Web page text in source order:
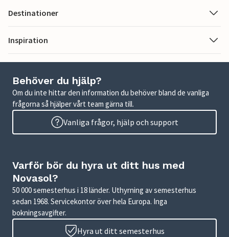
Destinationer
Inspiration
Behöver du hjälp?
Om du inte hittar den information du behöver bland de vanliga
frågorna så hjälper vårt team gärna till.
Vanliga frågor, hjälp och support
Varför bör du hyra ut ditt hus med
Novasol?
50 000 semesterhus i 18 länder. Uthyrning av semesterhus
sedan 1968. Servicekontor över hela Europa. Inga
bokningsavgifter.
Hyra ut ditt semesterhus